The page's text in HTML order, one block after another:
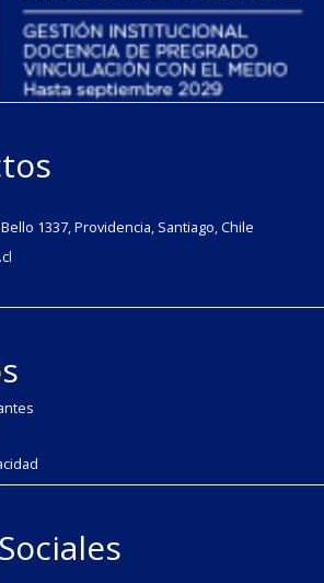
1337, Providencia, Santiago, Chile